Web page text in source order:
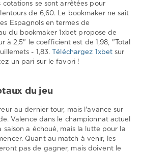
se sont arrêtées pour
de 6,60. Le bookmaker ne sait
Espagnols en termes de
du bookmaker 1xbet propose de
à 2,5" le coefficient est de 1,98, "Total
- 1,83.
Téléchargez 1xbetsur
un pari sur le favori !
du jeu
au dernier tour, mais l'avance sur
Valence dans le championnat actuel
saison a échoué, mais la lutte pour la
Quant au match à venir, les
pas de gagner, mais doivent le